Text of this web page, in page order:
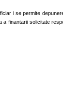
i se permite
finantarii solicitate